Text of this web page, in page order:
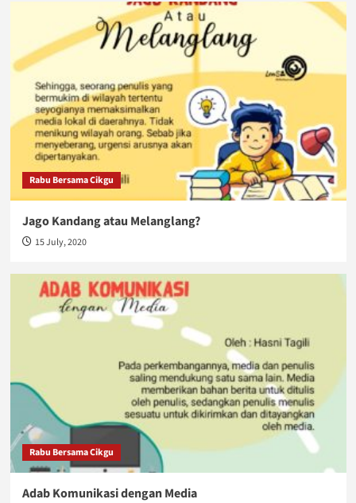
Rabu Bersama Cikgu
Jago Kandang atau Melanglang?
15 July, 2020
Rabu Bersama Cikgu
Adab Komunikasi dengan Media